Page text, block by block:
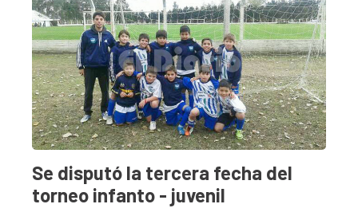
Se disputó la tercera fecha del
torneo infanto - juvenil